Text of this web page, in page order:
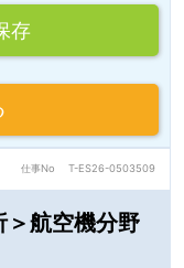
存
仕事No T-ES26-0503509
＞航空機分野